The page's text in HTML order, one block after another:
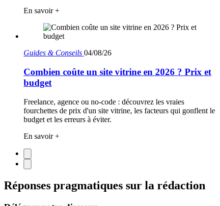
En savoir +
Guides & Conseils 04/08/26
Combien coûte un site vitrine en 2026 ? Prix et
budget
Freelance, agence ou no-code : découvrez les vraies
fourchettes de prix d'un site vitrine, les facteurs qui gonflent le
budget et les erreurs à éviter.
En savoir +
Réponses pragmatiques sur la rédaction